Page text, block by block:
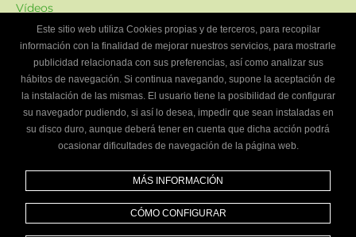
Vídeos
Atención al cliente
Oferta Localizadordetalleres
Las promociones han sido creadas en exclusiva para
nuestra plataforma.
¿Eres un taller mecánico?
Escríbenos y te informaremos cómo formar parte de
Este sitio web utiliza Cookies propias y de terceros, para recopilar
información con la finalidad de mejorar nuestros servicios, para mostrarle
publicidad relacionada con sus preferencias, así como analizar sus
hábitos de navegación. Si continua navegando, supone la aceptación de
la instalación de las mismas. El usuario tiene la posibilidad de configurar
su navegador pudiendo, si así lo desea, impedir que sean instaladas en
su disco duro, aunque deberá tener en cuenta que dicha acción podrá
ocasionar dificultades de navegación de la página web.
MÁS INFORMACIÓN
CÓMO CONFIGURAR